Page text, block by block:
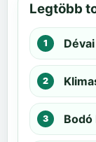
Legtöbb
Bodó